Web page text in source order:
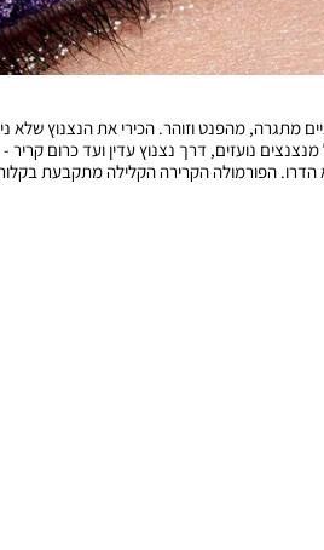
מתגרה, מהפנט וזוהר. הכירי את הנצנוץ שלא
נועזים, דרך נצנוץ עדין ועד כרום
הדרו. הפורמולה הקרירה הקלילה מתקבעת